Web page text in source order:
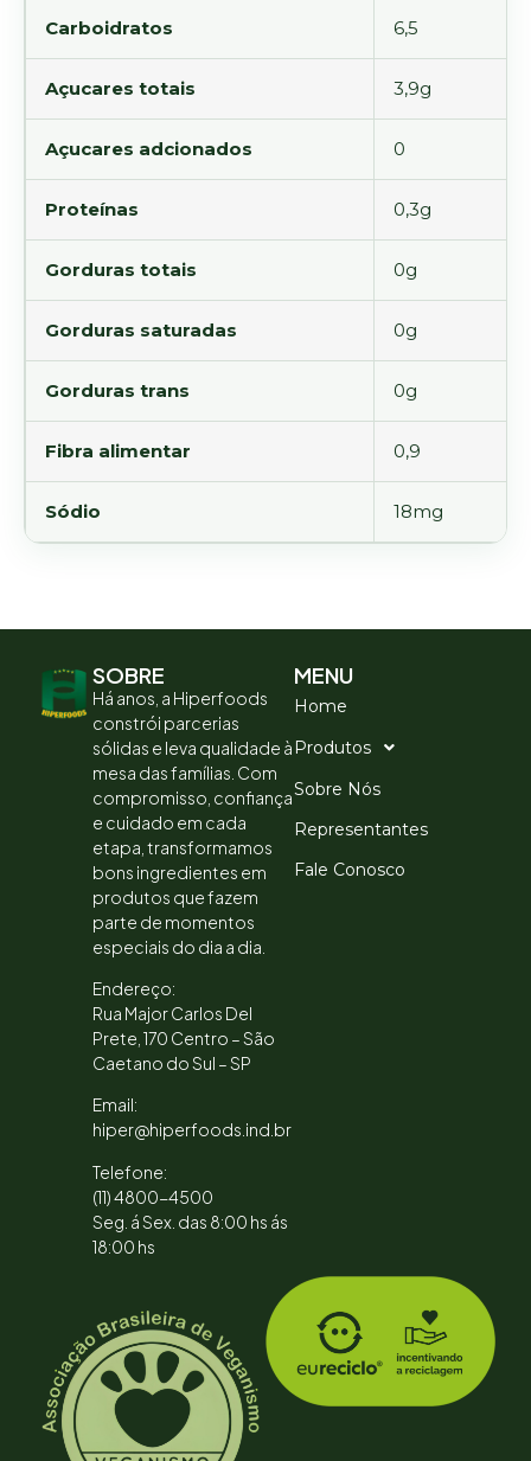
Carboidratos 6,5
Açucares totais 3,9g
Açucares adcionados 0
Proteínas 0,3g
Gorduras totais 0g
Gorduras saturadas 0g
Gorduras trans 0g
Fibra alimentar 0,9
Sódio 18mg
SOBRE
Há anos, a Hiperfoods
constrói parcerias
sólidas e leva qualidade à
mesa das famílias. Com
compromisso, confiança
e cuidado em cada
etapa, transformamos
bons ingredientes em
produtos que fazem
parte de momentos
especiais do dia a dia.
Endereço:
Rua Major Carlos Del
Prete, 170 Centro – São
Caetano do Sul – SP
Email:
hiper@hiperfoods.ind.br
Telefone:
(11) 4800-4500
Seg. á Sex. das 8:00 hs ás
18:00 hs
MENU
Home
Produtos
Sobre Nós
Representantes
Fale Conosco